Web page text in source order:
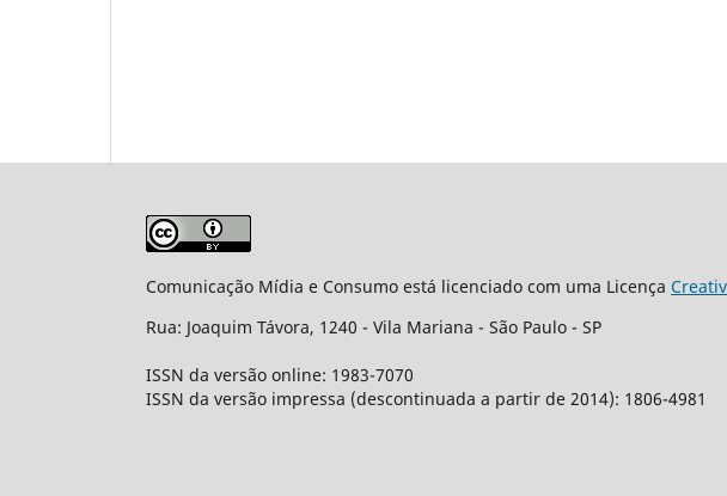
Comunicação Mídia e Consumo está licenciado com uma Licença
Rua: Joaquim Távora, 1240 - Vila Mariana - São Paulo - SP
ISSN da versão online: 1983-7070
ISSN da versão impressa (descontinuada a partir de 2014): 1806-4981